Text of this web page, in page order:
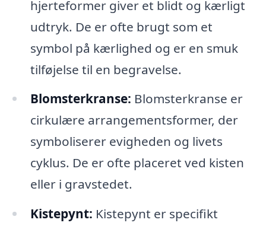
hjerteformer giver et blidt og kærligt
udtryk. De er ofte brugt som et
symbol på kærlighed og er en smuk
tilføjelse til en begravelse.
Blomsterkranse: Blomsterkranse er
cirkulære arrangementsformer, der
symboliserer evigheden og livets
cyklus. De er ofte placeret ved kisten
eller i gravstedet.
Kistepynt: Kistepynt er specifikt